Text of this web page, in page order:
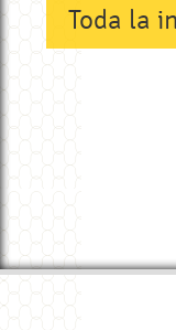
Toda la